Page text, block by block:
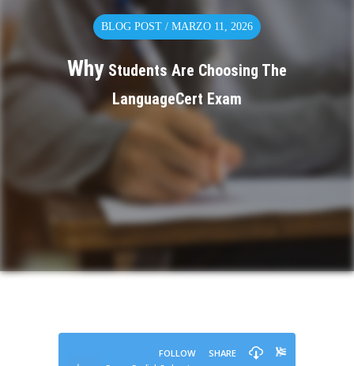
BLOG POST / MARZO 11, 2026
WhyStudents Are Choosing The
LanguageCert Exam